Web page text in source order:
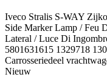
Iveco Stralis S-WAY
Side Marker Lamp / Feu
Lateral / Luce Di
5801631615 1329718
Carrosseriedeel
Nieuw